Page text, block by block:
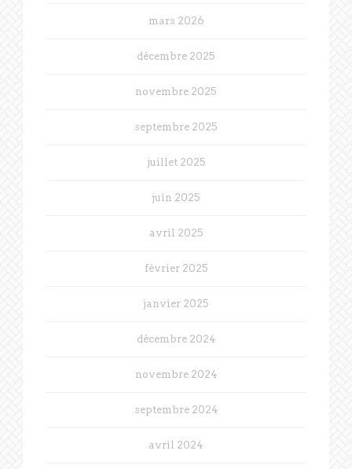
mars 2026
décembre 2025
novembre 2025
septembre 2025
juillet 2025
juin 2025
avril 2025
février 2025
janvier 2025
décembre 2024
novembre 2024
septembre 2024
avril 2024